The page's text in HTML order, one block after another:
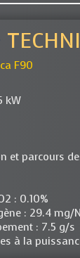
F90
kW
et parcours
: 0.10%
: 29.4 mg/
: 7.5 g/s
à la